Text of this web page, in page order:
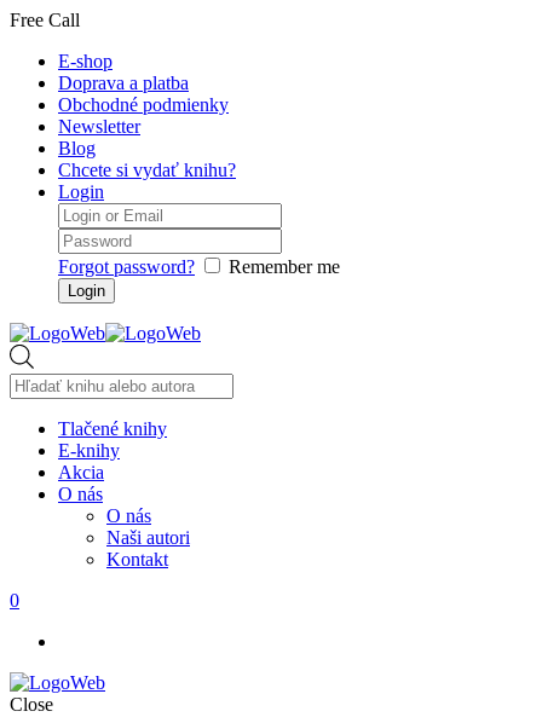
Free Call
E-shop
Doprava a platba
Obchodné podmienky
Newsletter
Blog
Chcete si vydať knihu?
Login
Forgot password? Remember me
search
Tlačené knihy
E-knihy
Akcia
O nás
O nás
Naši autori
Kontakt
0
Close